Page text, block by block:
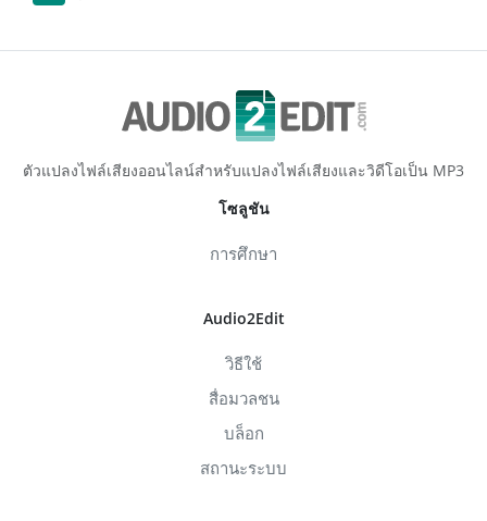
ตัวแปลงไฟล์เสียงออนไลน์สำหรับแปลงไฟล์เสียงและวิดีโอเป็น MP3
โซลูชัน
การศึกษา
Audio2Edit
วิธีใช้
สื่อมวลชน
บล็อก
สถานะระบบ